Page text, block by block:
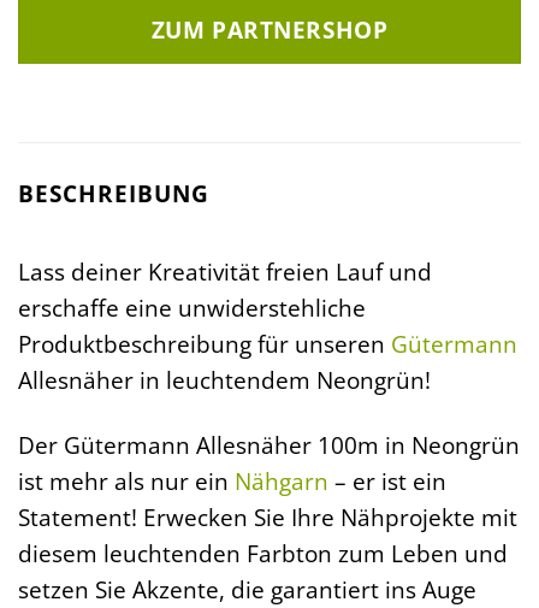
ZUM PARTNERSHOP
BESCHREIBUNG
Lass deiner Kreativität freien Lauf und
erschaffe eine unwiderstehliche
Produktbeschreibung für unseren Gütermann
Allesnäher in leuchtendem Neongrün!
Der Gütermann Allesnäher 100m in Neongrün
ist mehr als nur ein Nähgarn – er ist ein
Statement! Erwecken Sie Ihre Nähprojekte mit
diesem leuchtenden Farbton zum Leben und
setzen Sie Akzente, die garantiert ins Auge